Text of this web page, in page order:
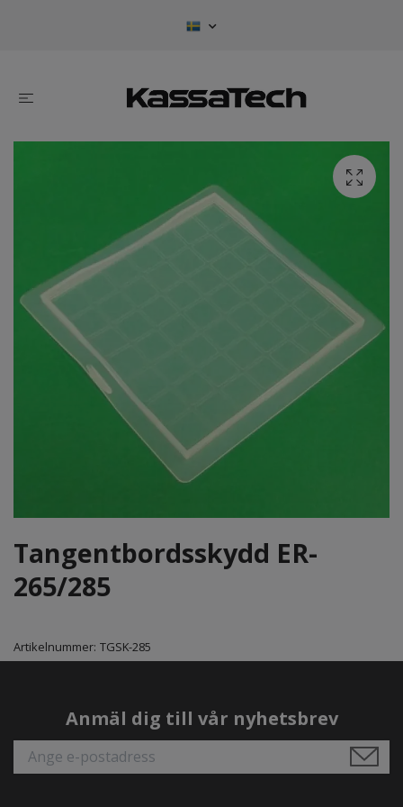
Tangentbordsskydd ER-
265/285
Artikelnummer: TGSK-285
Anmäl dig till vår nyhetsbrev